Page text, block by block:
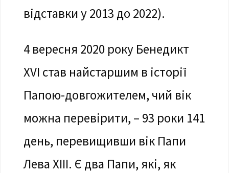
відставки у 2013 до 2022).
4 вересня 2020 року Бенедикт
XVI став найстаршим в історії
Папою-довгожителем, чий вік
можна перевірити, – 93 роки 141
день, перевищивши вік Папи
Лева XIII. Є два Папи, які, як